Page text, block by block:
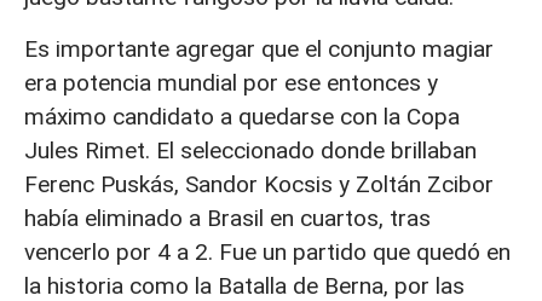
Es importante agregar que el conjunto magiar
era potencia mundial por ese entonces y
máximo candidato a quedarse con la Copa
Jules Rimet. El seleccionado donde brillaban
Ferenc Puskás, Sandor Kocsis y Zoltán Zcibor
había eliminado a Brasil en cuartos, tras
vencerlo por 4 a 2. Fue un partido que quedó en
la historia como la Batalla de Berna, por las